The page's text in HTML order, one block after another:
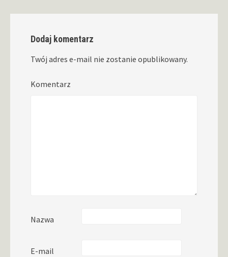
Dodaj komentarz
Twój adres e-mail nie zostanie opublikowany.
Komentarz
Nazwa
E-mail